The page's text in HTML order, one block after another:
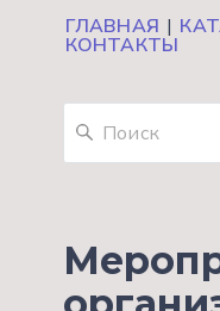
ГЛАВНАЯ |
КОНТАКТЫ